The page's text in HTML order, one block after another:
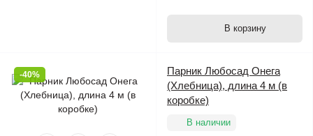
В корзину
-40%
Парник Любосад Онега
(Хлебница), длина 4 м (в
коробке)
В наличии